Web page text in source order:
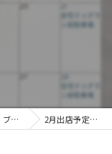
ブログ 2月出店予定(^^♪